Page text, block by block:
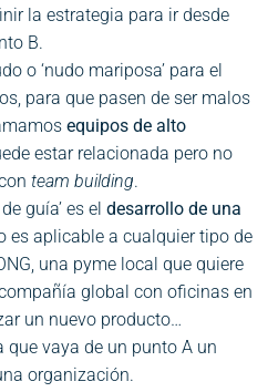
la estrategia para ir desde
B.
o ‘nudo mariposa’ para el
para que pasen de ser malos
equipos de alto
estar relacionada pero no
team building.
guía’ es eldesarrollo de una
es aplicable a cualquier tipo de
una pyme local que quiere
global con oficinas en
un nuevo producto…
que vaya de un punto A un
organización.